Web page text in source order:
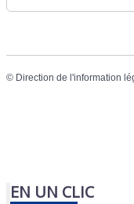
© Direction de l'information
EN UN CLIC